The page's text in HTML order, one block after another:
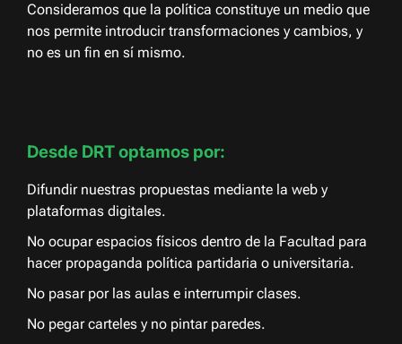
Consideramos que la política constituye un medio que
nos permite introducir transformaciones y cambios, y
no es un fin en sí mismo.
Desde DRT optamos por:
Difundir nuestras propuestas mediante la web y
plataformas digitales.
No ocupar espacios físicos dentro de la Facultad para
hacer propaganda política partidaria o universitaria.
No pasar por las aulas e interrumpir clases.
No pegar carteles y no pintar paredes.